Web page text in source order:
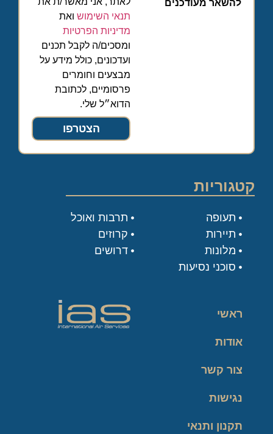
להשאר מעודכנים
תנאי השימושואת
מדיניות הפרטיות
ומסכים/ה לקבל תכנים
ועדכונים, כולל מידע על
מבצעים וחומרים
פרסומיים, לכתובת
הדוא״ל שלי.
הצטרפו
קטגוריות
תעופה
תיירות
מלונות
סוכני נסיעות
תרבות ואוכל
קרוזים
דרושים
ראשי
אודות
צור קשר
נגישות
תקנון ותנאי